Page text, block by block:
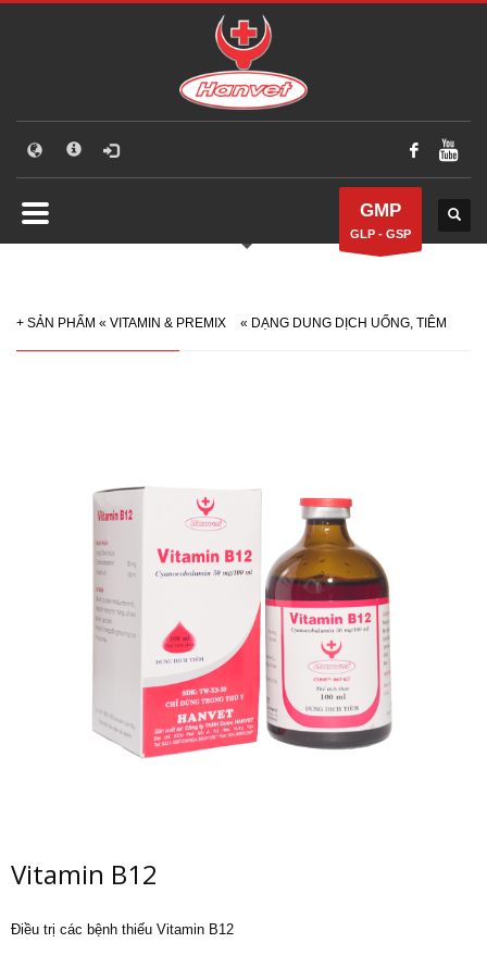
GMP
GLP - GSP
+ SẢN PHẨM « VITAMIN & PREMIX « DẠNG DUNG DỊCH UỐNG, TIÊM
Vitamin B12
Điều trị các bệnh thiếu Vitamin B12